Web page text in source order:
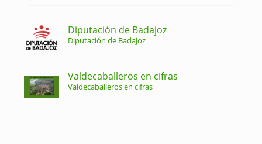
Diputación de Badajoz
Diputación de Badajoz
Valdecaballeros en cifras
Valdecaballeros en cifras